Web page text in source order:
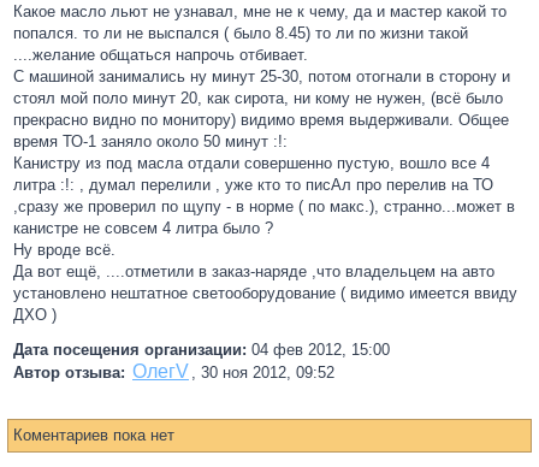
Какое масло льют не узнавал, мне не к чему, да и мастер какой то
попался. то ли не выспался ( было 8.45) то ли по жизни такой
....желание общаться напрочь отбивает.
С машиной занимались ну минут 25-30, потом отогнали в сторону и
стоял мой поло минут 20, как сирота, ни кому не нужен, (всё было
прекрасно видно по монитору) видимо время выдерживали. Общее
время ТО-1 заняло около 50 минут :!:
Канистру из под масла отдали совершенно пустую, вошло все 4
литра :!: , думал перелили , уже кто то писАл про перелив на ТО
,сразу же проверил по щупу - в норме ( по макс.), странно...может в
канистре не совсем 4 литра было ?
Ну вроде всё.
Да вот ещё, ....отметили в заказ-наряде ,что владельцем на авто
установлено нештатное светооборудование ( видимо имеется ввиду
ДХО )
Дата посещения организации: 04 фев 2012, 15:00
Автор отзыва: ОлегV , 30 ноя 2012, 09:52
Коментариев пока нет